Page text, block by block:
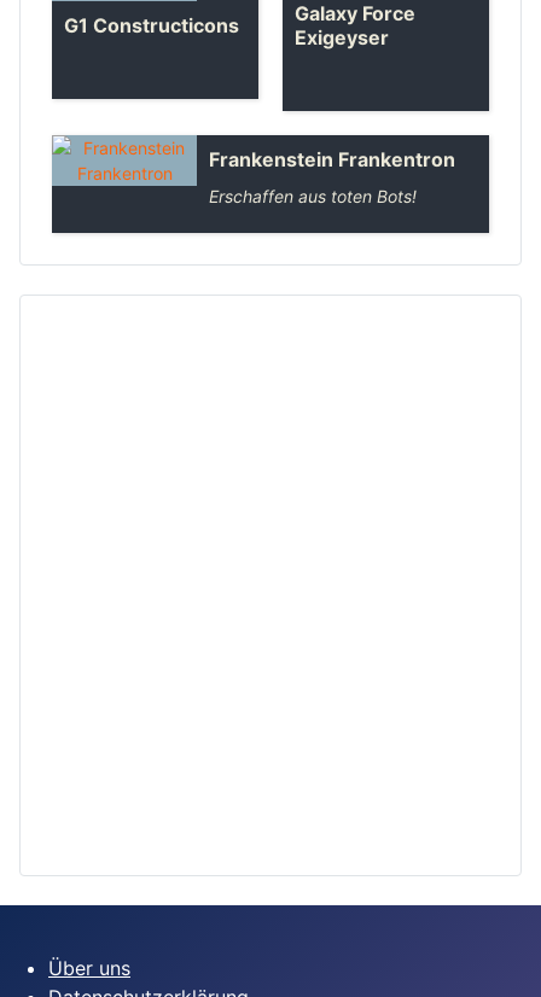
G1 Constructicons
Galaxy Force
Exigeyser
Frankenstein Frankentron
Erschaffen aus toten Bots!
Über uns